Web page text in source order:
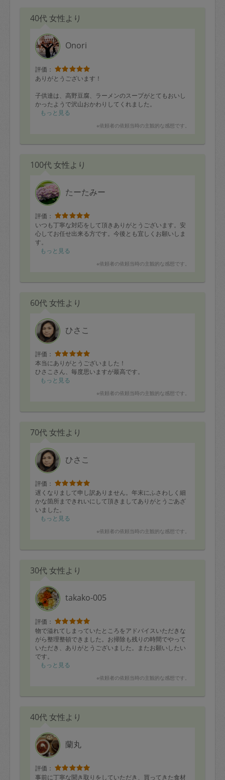
40代 女性より
Onori
評価：
ありがとうございます！
子供達は、高野豆腐、ラーメンのスープがとてもおいし
かったようで沢山おかわりしてくれました。
もっと見る
※依頼者の依頼当時の主観的な感想です。
100代 女性より
たーたみー
評価：
いつも丁寧な対応をして頂きありがとうございます。安
心してお任せ出来る方です。今後とも宜しくお願いしま
す。
もっと見る
※依頼者の依頼当時の主観的な感想です。
60代 女性より
ひさこ
評価：
本当にありがとうございました！
ひさこさん、毎度思いますが最高です。
もっと見る
※依頼者の依頼当時の主観的な感想です。
70代 女性より
ひさこ
評価：
遅くなりまして申し訳ありません。年末にふさわしく細
かな箇所まできれいにして頂きましてありがとうごあざ
いました。
もっと見る
※依頼者の依頼当時の主観的な感想です。
30代 女性より
takako-005
評価：
物で溢れてしまっていたところをアドバイスいただきな
がら整理整頓できました。お掃除も残りの時間でやって
いただき、ありがとうございました。またお願いしたい
です。
もっと見る
※依頼者の依頼当時の主観的な感想です。
40代 女性より
蘭丸
評価：
事前に丁寧な聞き取りをしていただき、買ってきた食材